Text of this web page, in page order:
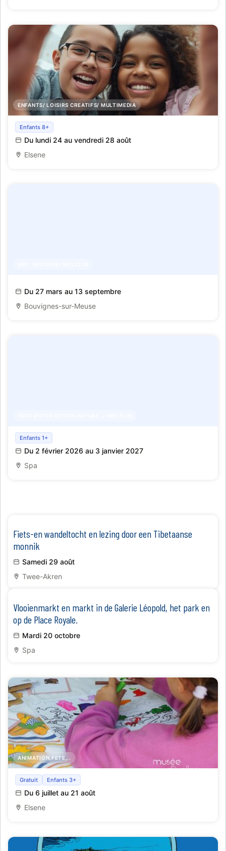
ENFANTS/ LOISIRS CREATIFS/ MULTIMEDIA
Kamp: Hoe word ik een Youtube-ster?
Enfants 8+
Du lundi 24 au vendredi 28 août
Elsene
Tijdelijke tentoonstelling: "De middeleeuwen in
stripvorm"
Du 27 mars au 13 septembre
Bouvignes-sur-Meuse
Nieuwe tijdelijke tentoonstelling - "Het leven van de
nacht"
Enfants 1+
Du 2 février 2026 au 3 janvier 2027
Spa
Fiets-en wandeltocht en lezing door een Tibetaanse
monnik
Samedi 29 août
Twee-Akren
Vlooienmarkt en markt in de Galerie Léopold, het park en
op de Place Royale.
Mardi 20 octobre
Spa
ANIMATION,FETE,..
Museum in't groen
Gratuit Enfants 3+
Du 6 juillet au 21 août
Elsene